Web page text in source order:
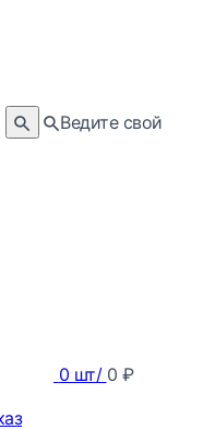
Ведите свой
0 шт/ 0 ₽